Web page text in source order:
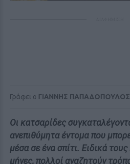
Γράφει ο ΓΙΑΝΝΗΣ ΠΑΠΑΔΟΠΟΥΛΟΣ
Οι κατσαρίδες
ανεπιθύμητα έντομα που
μέσα σε ένα σπίτι. Ειδικά
μήνες, πολλοί αναζητούν